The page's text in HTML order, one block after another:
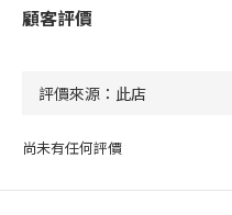
顧客評價
尚未有任何評價